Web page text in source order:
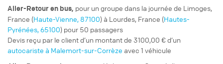
Aller-Retouren bus, pour ungroupe dans la journée de Limoges,
France (Haute-Vienne, 87100) à Lourdes, France (Hautes-
Pyrénées, 65100) pour 50 passagers
Devis reçu par le client d’un montant de 3100,00 € d’un
autocariste à Malemort-sur-Corrèze avec 1 véhicule